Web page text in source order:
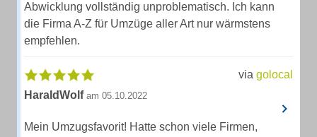
Abwicklung vollständig unproblematisch. Ich kann
die Firma A-Z für Umzüge aller Art nur wärmstens
empfehlen.
via golocal
HaraldWolfam 05.10.2022
Mein Umzugsfavorit! Hatte schon viele Firmen,